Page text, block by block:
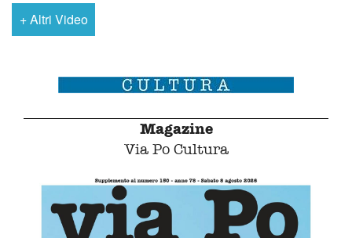
+Altri Video
Magazine
Via Po Cultura